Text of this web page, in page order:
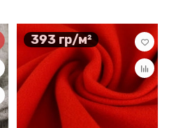
393 гр/м²